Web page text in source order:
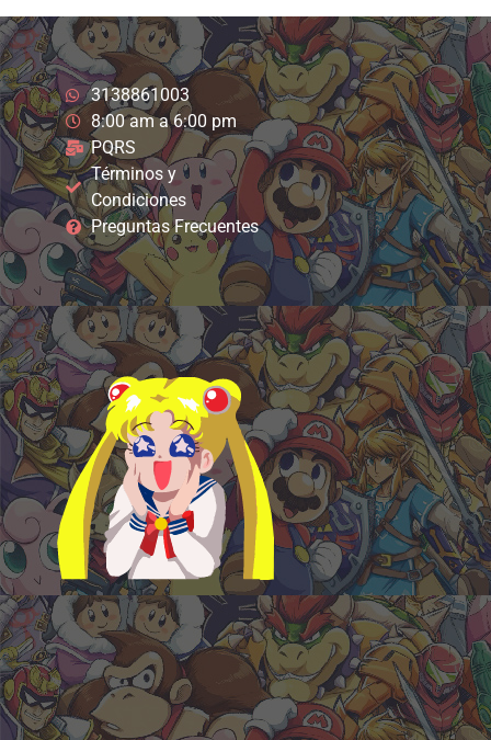
3138861003
8:00 am a 6:00 pm
PQRS
Términos y
Condiciones
Preguntas Frecuentes